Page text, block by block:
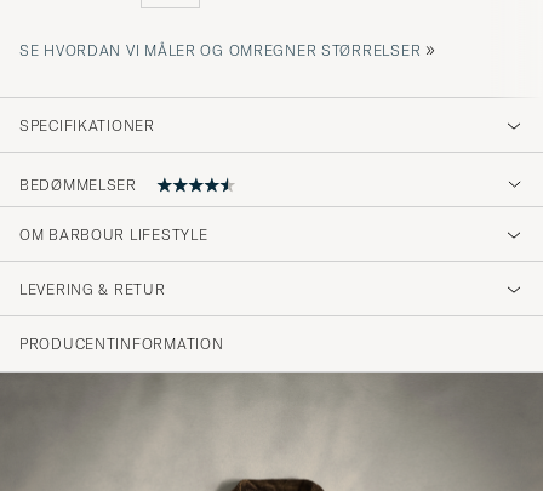
SE HVORDAN VI MÅLER OG OMREGNER STØRRELSER »
SPECIFIKATIONER
BEDØMMELSER
4.6
(17)
(1)
OM BARBOUR LIFESTYLE
LEVERING & RETUR
PRODUCENTINFORMATION